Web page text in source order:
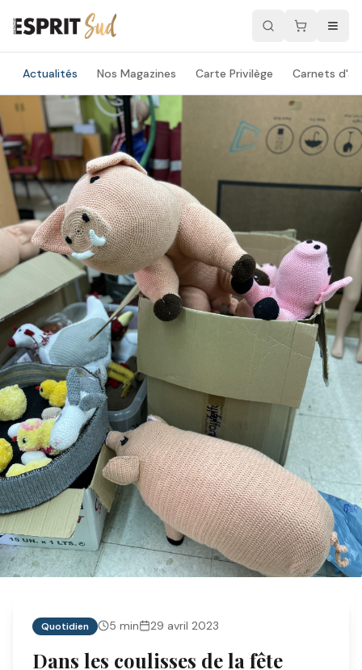
Actualités Nos Magazines Carte Privilège Carnets
Quotidien 5 min 29 avril 2023
Dans les coulisses de la fête